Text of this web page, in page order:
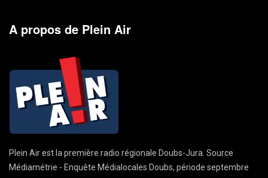
A propos de Plein Air
Plein Air est la première radio régionale Doubs-Jura. Source
Médiamétrie - Enquête Médialocales Doubs, période septembre